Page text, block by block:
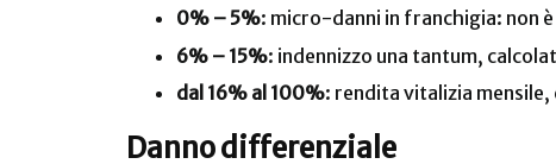
0% – 5%: micro-danni in franchigia: non
6% – 15%: indennizzo una tantum,
dal 16% al 100%: rendita vitalizia
Danno differenziale